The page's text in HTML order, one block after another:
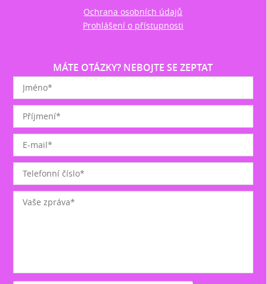
Ochrana osobních údajů
Prohlášení o přístupnosti
MÁTE OTÁZKY? NEBOJTE SE ZEPTAT